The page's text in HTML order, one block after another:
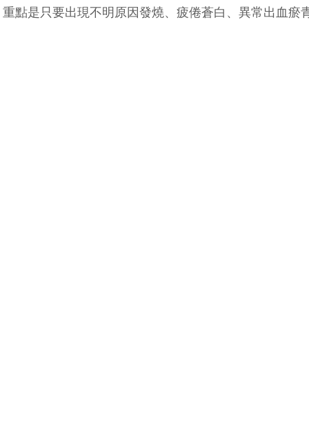
點是只要出現不明原因發燒、疲倦蒼白、異常出血